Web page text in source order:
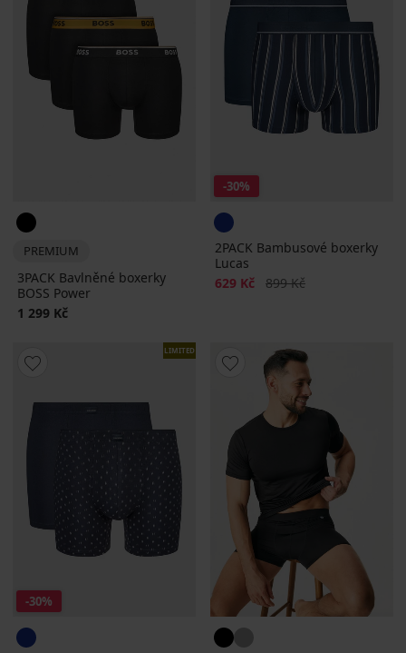
PREMIUM
3PACK Bavlněné boxerky
BOSS Power
1 299 Kč
-30%
2PACK Bambusové boxerky
Lucas
Sleva
629 Kč Původní cena
899 Kč
LIMITED
-30%